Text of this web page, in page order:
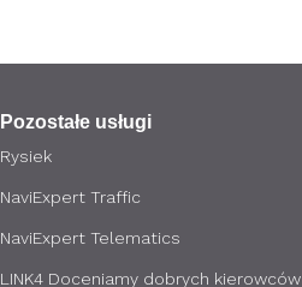
Pozostałe usługi
Rysiek
NaviExpert Traffic
NaviExpert Telematics
LINK4 Doceniamy dobrych kierowców